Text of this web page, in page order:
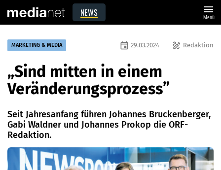
NEWS menu
Menü
MARKETING & MEDIA draw Redaktion
event 29.03.2024
„Sind mitten in einem
Veränderungsprozess”
Seit Jahresanfang führen Johannes Bruckenberger,
Gabi Waldner und Johannes Prokop die ORF-
Redaktion.